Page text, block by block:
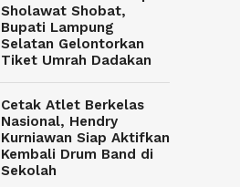
Sholawat Shobat,
Bupati Lampung
Selatan Gelontorkan
Tiket Umrah Dadakan
Cetak Atlet Berkelas
Nasional, Hendry
Kurniawan Siap Aktifkan
Kembali Drum Band di
Sekolah